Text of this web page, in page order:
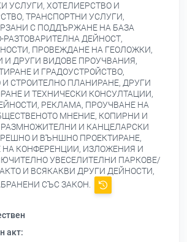
УСЛУГИ, ХОТЕЛИЕРСТВО И
ТРАНСПОРТНИ УСЛУГИ,
С ПОДДЪРЖАНЕ НА БАЗА
РАЗТОВАРИТЕЛНА ДЕЙНОСТ,
ПРОВЕЖДАНЕ НА ГЕОЛОЖКИ,
И ДРУГИ ВИДОВЕ ПРОУЧВАНИЯ,
И ГРАДОУСТРОЙСТВО,
И СТРОИТЕЛНО ПЛАНИРАНЕ, ДРУГИ
И ТЕХНИЧЕСКИ КОНСУЛТАЦИИ,
РЕКЛАМА, ПРОУЧВАНЕ НА
МНЕНИЕ, КОПИРНИ И
И КАНЦЕЛАРСКИ
И ВЪНШНО ПРОЕКТИРАНЕ,
НА КОНФЕРЕНЦИИ, ИЗЛОЖЕНИЯ И
УВЕСЕЛИТЕЛНИ ПАРКОВЕ/
И ВСЯКАКВИ ДРУГИ ДЕЙНОСТИ,
СЪС ЗАКОН.
акт: